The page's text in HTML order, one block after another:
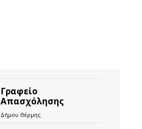
Γραφείο
Απασχόλησης
Δήμου Θέρμης